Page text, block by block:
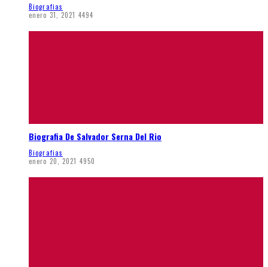
Biografias
enero 31, 2021 4494
Biografia De Salvador Serna Del Rio
Biografias
enero 20, 2021 4950